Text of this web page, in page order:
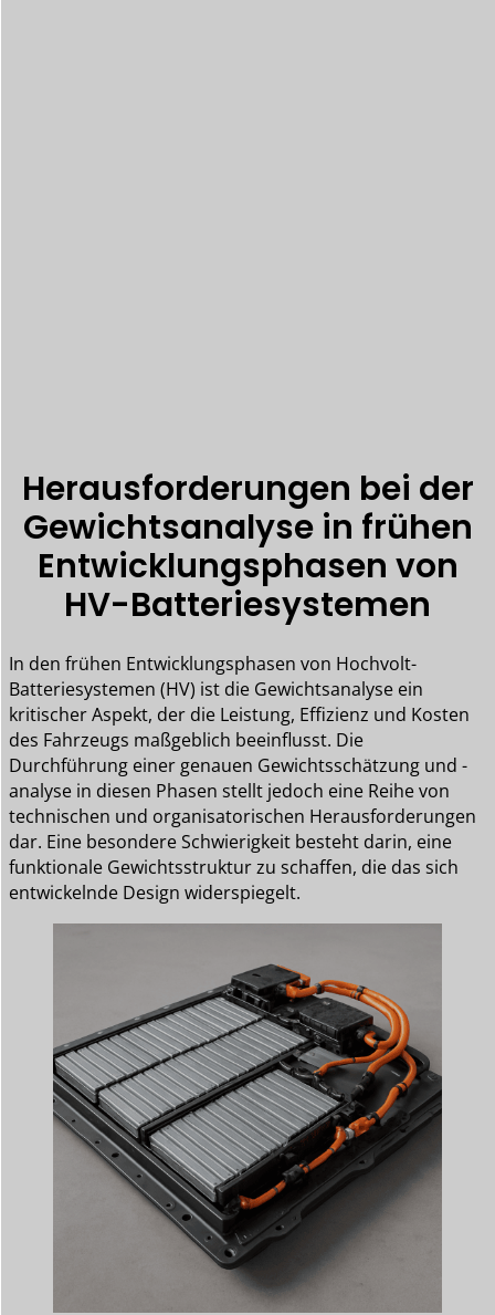
Herausforderungen bei der
Gewichtsanalyse in frühen
Entwicklungsphasen von
HV-Batteriesystemen
In den frühen Entwicklungsphasen von Hochvolt-
Batteriesystemen (HV) ist die Gewichtsanalyse ein
kritischer Aspekt, der die Leistung, Effizienz und Kosten
des Fahrzeugs maßgeblich beeinflusst. Die
Durchführung einer genauen Gewichtsschätzung und -
analyse in diesen Phasen stellt jedoch eine Reihe von
technischen und organisatorischen Herausforderungen
dar. Eine besondere Schwierigkeit besteht darin, eine
funktionale Gewichtsstruktur zu schaffen, die das sich
entwickelnde Design widerspiegelt.